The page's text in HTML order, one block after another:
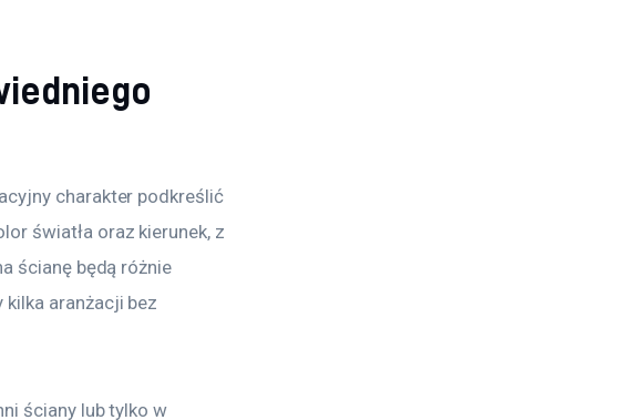
charakter podkreślić
światła oraz kierunek, z
ścianę będą różnie
aranżacji bez
ściany lub tylko w